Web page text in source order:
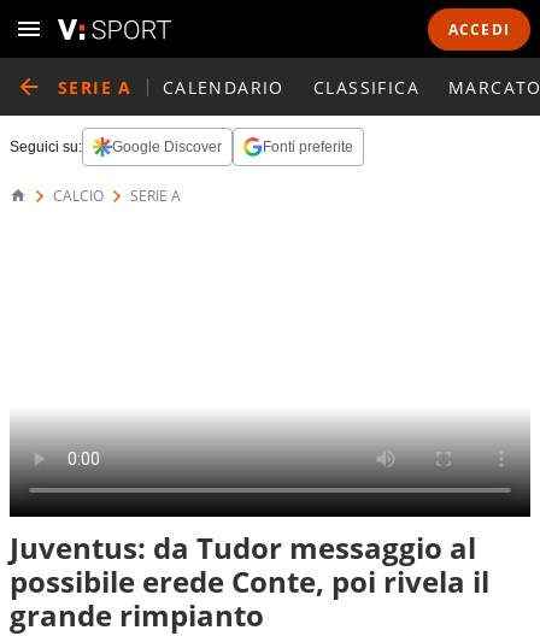
ACCEDI
SERIE A CALENDARIO CLASSIFICA
Seguici su: Google Discover Fonti preferite
CALCIO SERIE A
Juventus: da Tudor messaggio al
possibile erede Conte, poi rivela il
grande rimpianto